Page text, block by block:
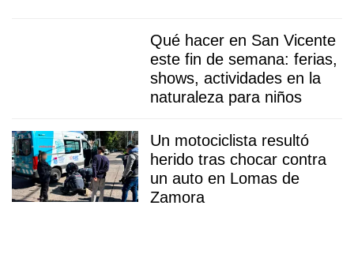
Qué hacer en San Vicente
este fin de semana: ferias,
shows, actividades en la
naturaleza para niños
Un motociclista resultó
herido tras chocar contra
un auto en Lomas de
Zamora